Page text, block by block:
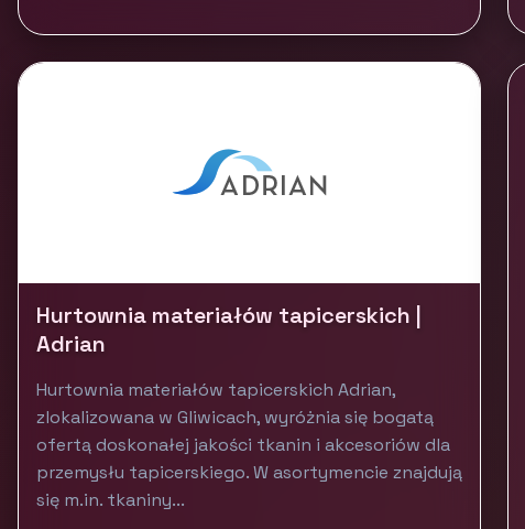
Hurtownia materiałów tapicerskich |
Adrian
Hurtownia materiałów tapicerskich Adrian,
zlokalizowana w Gliwicach, wyróżnia się bogatą
ofertą doskonałej jakości tkanin i akcesoriów dla
przemysłu tapicerskiego. W asortymencie znajdują
się m.in. tkaniny...